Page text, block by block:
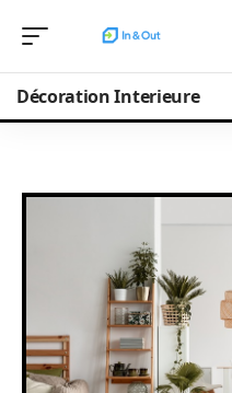
Décoration Interieure